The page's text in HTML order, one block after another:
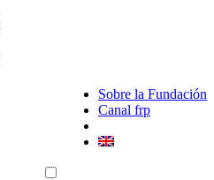
Sobre la Fundación
Canal frp